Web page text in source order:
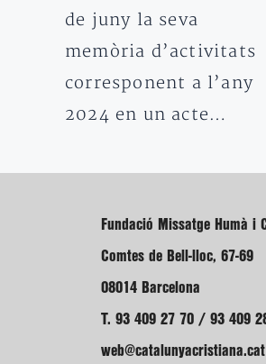
de juny la seva
memòria d’activitats
corresponent a l’any
2024 en un acte…
Fundació Missatge Humà i
Comtes de Bell-lloc, 67-69
08014 Barcelona
T. 93 409 27 70 / 93 409
web@catalunyacristiana.cat